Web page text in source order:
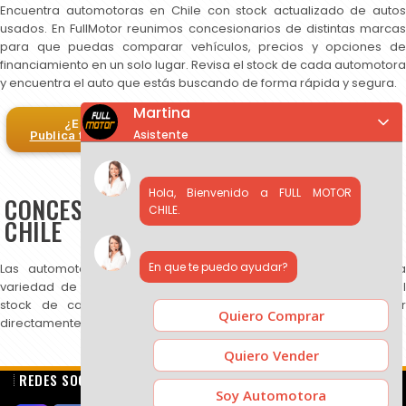
Encuentra automotoras en Chile con stock actualizado de autos
usados. En FullMotor reunimos concesionarios de distintas marcas
para que puedas comparar vehículos, precios y opciones de
financiamiento en un solo lugar. Revisa el stock de cada automotora
y encuentra el auto que estás buscando de forma rápida y segura.
¿Eres automotora?
Publica tus autos en FullMotor
CONCESIONARIOS DE AUTOS USADOS EN
CHILE
Las automotoras publicadas en FullMotor ofrecen una amplia
variedad de autos usados, SUV y camionetas. Puedes revisar el
stock de cada concesionario, comparar precios y contactar
directamente para más información.
REDES SOCIALES
Martina
Asistente
Hola, Bienvenido a FULL MOTOR
CHILE.
En que te puedo ayudar?
Quiero Comprar
Quiero Vender
Soy Automotora